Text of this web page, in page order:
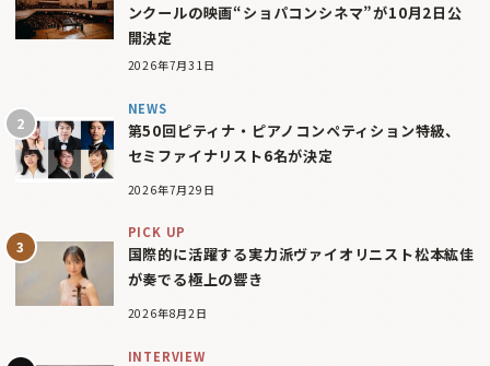
ンクールの映画“ショパコンシネマ”が10月2日公
開決定
2026年7月31日
NEWS
第50回ピティナ・ピアノコンペティション特級、
セミファイナリスト6名が決定
2026年7月29日
PICK UP
国際的に活躍する実力派ヴァイオリニスト松本紘佳
が奏でる極上の響き
2026年8月2日
INTERVIEW